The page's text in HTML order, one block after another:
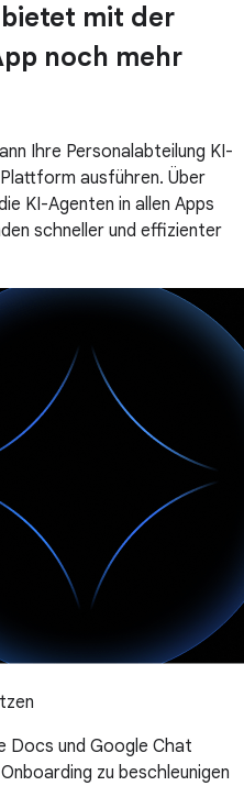
mit der
noch mehr
Ihre Personalabteilung KI-
ausführen. Über
KI-Agenten in allen Apps
schneller und effizienter
Docs und Google Chat
zu beschleunigen